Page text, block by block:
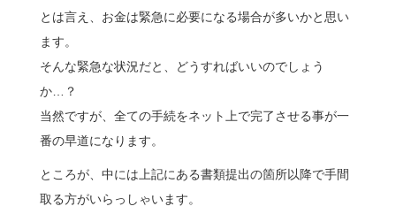
とは言え、お金は緊急に必要になる場合が多いかと思い
ます。
そんな緊急な状況だと、どうすればいいのでしょう
か…？
当然ですが、全ての手続をネット上で完了させる事が一
番の早道になります。
ところが、中には上記にある書類提出の箇所以降で手間
取る方がいらっしゃいます。